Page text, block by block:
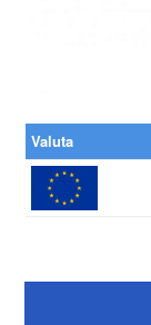
Valuta